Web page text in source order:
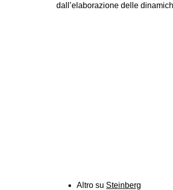
dall’elaborazione delle
Altro su Steinberg